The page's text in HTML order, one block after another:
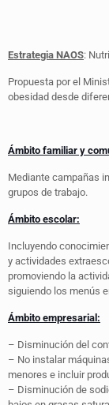
Estrategia NAOS:
Propuesta por el
obesidad desde
Ámbito familiar y
Mediante campañas
grupos de trabajo.
Ámbito escolar:
Incluyendo
y actividades
promoviendo la
siguiendo los menús
Ámbito empresarial:
– Disminución del
– No instalar
menores e incluir
– Disminución de